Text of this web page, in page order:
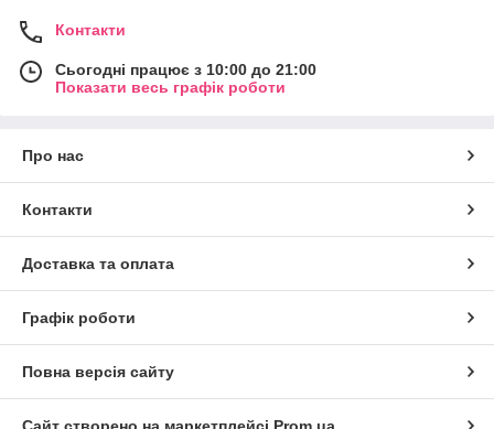
Контакти
Сьогодні працює з 10:00 до 21:00
Показати весь графік роботи
Про нас
Контакти
Доставка та оплата
Графік роботи
Повна версія сайту